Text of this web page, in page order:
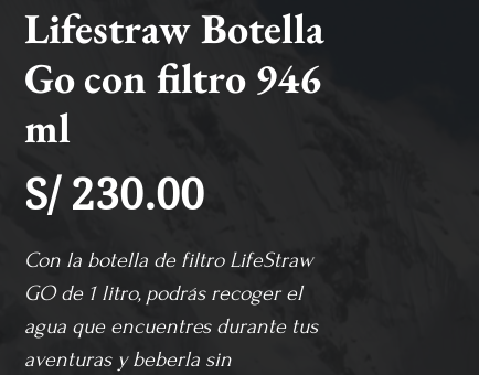
Lifestraw Botella
Go con filtro 946
ml
S/ 230.00Precio
Con la botella de filtro LifeStraw
GO de 1 litro, podrás recoger el
agua que encuentres durante tus
aventuras y beberla sin